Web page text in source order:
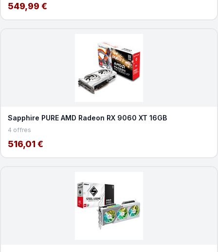
549,99 €
Sapphire PURE AMD Radeon RX 9060 XT 16GB
4 offres
516,01 €